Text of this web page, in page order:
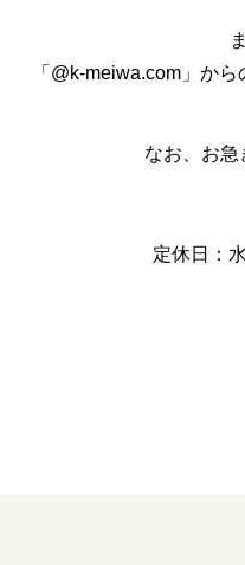
「@k-meiwa.com」か
なお、お急
定休日：